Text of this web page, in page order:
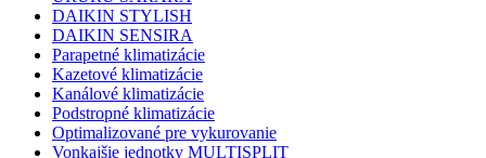
DAIKIN STYLISH
DAIKIN SENSIRA
Parapetné klimatizácie
Kazetové klimatizácie
Kanálové klimatizácie
Podstropné klimatizácie
Optimalizované pre vykurovanie
Vonkajšie jednotky MULTISPLIT